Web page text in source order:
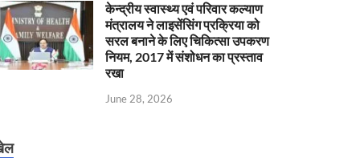
केन्‍द्रीय स्वास्थ्य एवं परिवार कल्याण
मंत्रालय ने लाइसेंसिंग प्रक्रिया को
सरल बनाने के लिए चिकित्सा उपकरण
नियम, 2017 में संशोधन का प्रस्ताव
रखा
June 28, 2026